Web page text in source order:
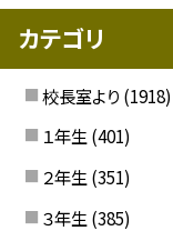
カテゴリ
校長室より (1918)
１年生 (401)
２年生 (351)
３年生 (385)